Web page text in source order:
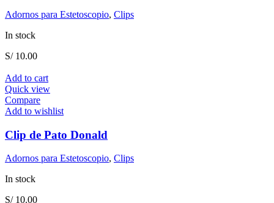
Adornos para Estetoscopio, Clips
In stock
S/10.00
Add to cart
Quick view
Compare
Add to wishlist
Clip de Pato Donald
Adornos para Estetoscopio, Clips
In stock
S/10.00